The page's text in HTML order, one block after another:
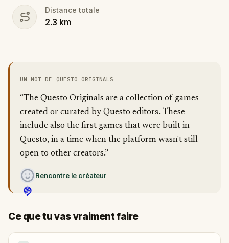
Distance totale
2.3 km
UN MOT DE QUESTO ORIGINALS
“The Questo Originals are a collection of games
created or curated by Questo editors. These
include also the first games that were built in
Questo, in a time when the platform wasn't still
open to other creators.”
Rencontre le créateur
Ce que tu vas vraiment faire